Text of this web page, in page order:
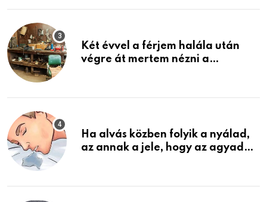
Két évvel a férjem halála után
végre át mertem nézni a
életemet
Ha alvás közben folyik a nyálad,
az annak a jele, hogy az agyad…